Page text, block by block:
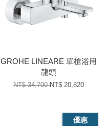
GROHE LINEARE 單槍浴用
龍頭
NT$ 34,700NT$ 20,820
優惠